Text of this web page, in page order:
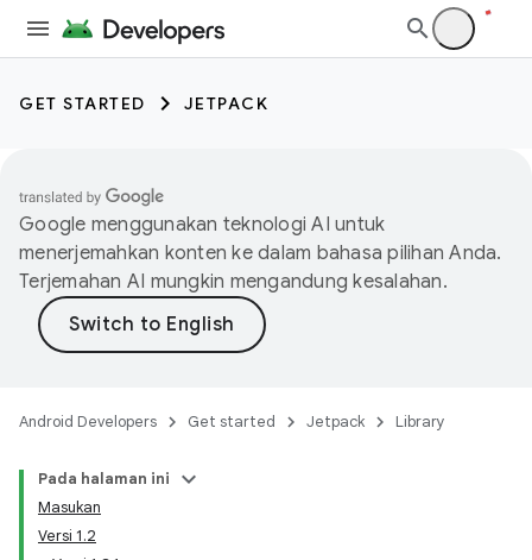
GET STARTED JETPACK
Google menggunakan teknologi AI untuk
menerjemahkan konten ke dalam bahasa pilihan Anda.
Terjemahan AI mungkin mengandung kesalahan.
Android Developers Get started Jetpack Library
Pada halaman ini
Masukan
Versi 1.2